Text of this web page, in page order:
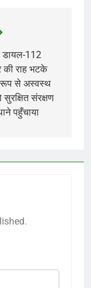
112
की राह भटके
रूप से अस्वस्थ
संरक्षण
पहुँचाया